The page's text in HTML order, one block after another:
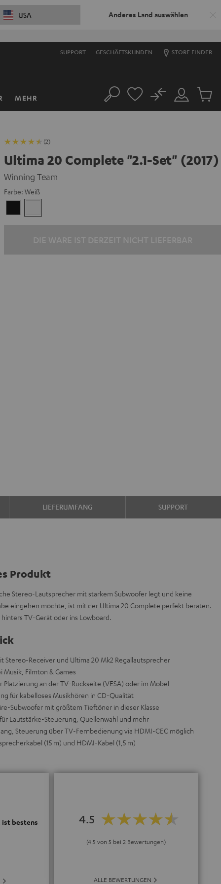
USA Anderes Land auswählen
SUPPORT GESCHÄFTSKUNDEN STORE FINDER
MEHR Suche
Mein
Konto
No
Artikel
(2)
Ultima 20 Complete "2.1-Set" (2017)
Winning Team
Farbe: Weiß
LIEFERUMFANG SUPPORT
Produkt
Stereo-Lautsprecher mit starkem Subwoofer legt und keine
eingehen möchte, ist mit der Ultima 20 Complete perfekt beraten.
TV-Gerät oder ins Lowboard.
Stereo-Receiver und Ultima 20 Mk2 Regallautsprecher
Filmton & Games
an der TV-Rückseite (VESA) oder im Möbel
für kabelloses Musikhören in CD-Qualität
Subwoofer mit größtem Tieftöner in dieser Klasse
Lautstärke-Steuerung, Quellenwahl und mehr
Steuerung über TV-Fernbedienung via HDMI-CEC möglich
(15 m) und HDMI-Kabel (1,5 m)
bestens
4.5
(4.5 von 5 bei 2 Bewertungen)
ALLE BEWERTUNGEN